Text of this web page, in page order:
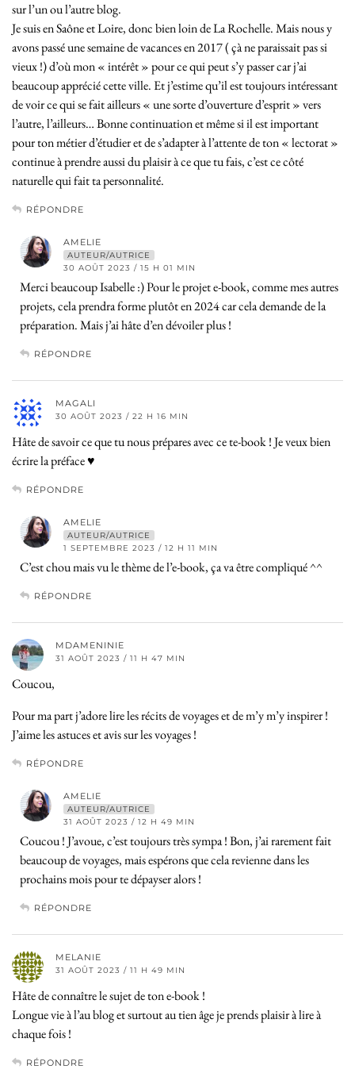
sur l’un ou l’autre blog.
Je suis en Saône et Loire, donc bien loin de La Rochelle. Mais nous y
avons passé une semaine de vacances en 2017 ( çà ne paraissait pas si
vieux !) d’où mon « intérêt » pour ce qui peut s’y passer car j’ai
beaucoup apprécié cette ville. Et j’estime qu’il est toujours intéressant
de voir ce qui se fait ailleurs « une sorte d’ouverture d’esprit » vers
l’autre, l’ailleurs… Bonne continuation et même si il est important
pour ton métier d’étudier et de s’adapter à l’attente de ton « lectorat »
continue à prendre aussi du plaisir à ce que tu fais, c’est ce côté
naturelle qui fait ta personnalité.
RÉPONDRE
AMELIE
AUTEUR/AUTRICE
30 AOÛT 2023 / 15 H 01 MIN
Merci beaucoup Isabelle :) Pour le projet e-book, comme mes autres
projets, cela prendra forme plutôt en 2024 car cela demande de la
préparation. Mais j’ai hâte d’en dévoiler plus !
RÉPONDRE
MAGALI
30 AOÛT 2023 / 22 H 16 MIN
Hâte de savoir ce que tu nous prépares avec ce te-book ! Je veux bien
écrire la préface ♥️
RÉPONDRE
AMELIE
AUTEUR/AUTRICE
1 SEPTEMBRE 2023 / 12 H 11 MIN
C’est chou mais vu le thème de l’e-book, ça va être compliqué ^^
RÉPONDRE
MDAMENINIE
31 AOÛT 2023 / 11 H 47 MIN
Coucou,
Pour ma part j’adore lire les récits de voyages et de m’y m’y inspirer !
J’aime les astuces et avis sur les voyages !
RÉPONDRE
AMELIE
AUTEUR/AUTRICE
31 AOÛT 2023 / 12 H 49 MIN
Coucou ! J’avoue, c’est toujours très sympa ! Bon, j’ai rarement fait
beaucoup de voyages, mais espérons que cela revienne dans les
prochains mois pour te dépayser alors !
RÉPONDRE
MELANIE
31 AOÛT 2023 / 11 H 49 MIN
Hâte de connaître le sujet de ton e-book !
Longue vie à l’au blog et surtout au tien âge je prends plaisir à lire à
chaque fois !
RÉPONDRE